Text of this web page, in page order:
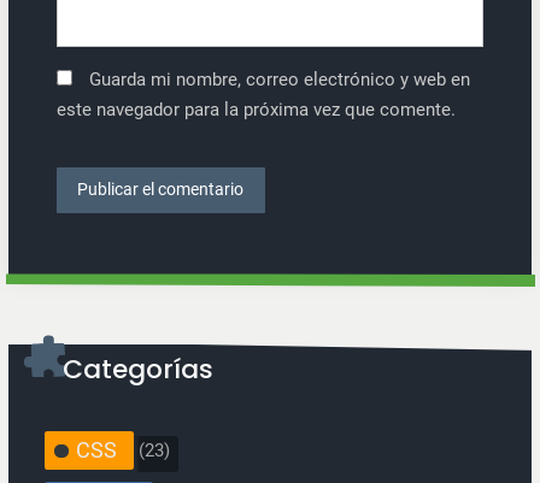
Guarda mi nombre, correo electrónico y web en
este navegador para la próxima vez que comente.
Categorías
CSS (23)